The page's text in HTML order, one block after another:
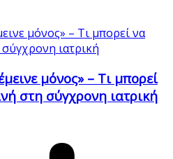
μόνος» – Τι μπορεί
στη σύγχρονη ιατρική